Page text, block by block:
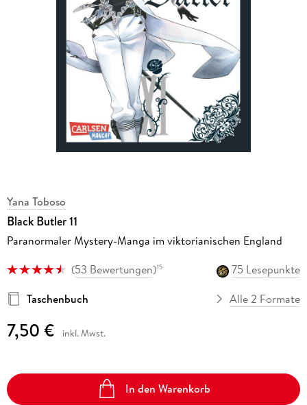
Yana Toboso
Black Butler 11
Paranormaler Mystery-Manga im viktorianischen England
(53 Bewertungen)15
75 Lesepunkte
Taschenbuch
Alle 2 Formate
7,50 € inkl. Mwst.
In den Warenkorb